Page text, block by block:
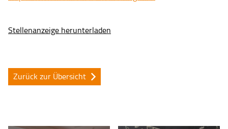
Stellenanzeige herunterladen
Zurück zur Übersicht